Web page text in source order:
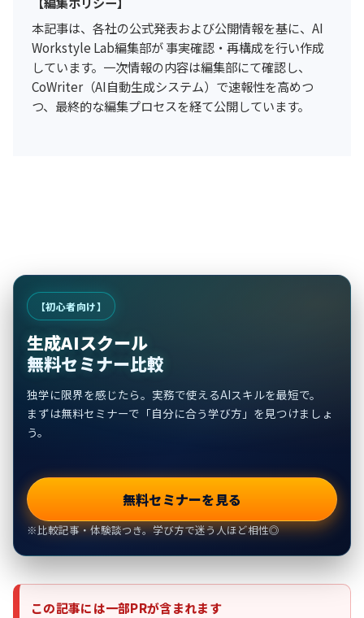
本記事は、各社の公式発表および公開情報を基に、AI
Workstyle Lab編集部が 事実確認・再構成を行い作成
しています。一次情報の内容は編集部にて確認し、
CoWriter（AI自動生成システム）で速報性を高めつ
つ、最終的な編集プロセスを経て公開しています。
【初心者向け】
生成AIスクール
無料セミナー比較
独学に限界を感じたら。実務で使えるAIスキルを最短で。
まずは無料セミナーで「自分に合う学び方」を見つけましょ
う。
無料セミナーを見る
※比較記事・体験談つき。学び方で迷う人ほど相性◎
この記事には一部PRが含まれます